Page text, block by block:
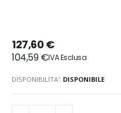
127,60 €
104,59 €
DISPONIBILITA': DISPONIBILE